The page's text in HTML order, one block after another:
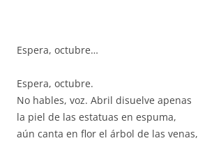
Espera, octubre…
Espera, octubre.
No hables, voz. Abril disuelve apenas
la piel de las estatuas en espuma,
aún canta en flor el árbol de las venas,